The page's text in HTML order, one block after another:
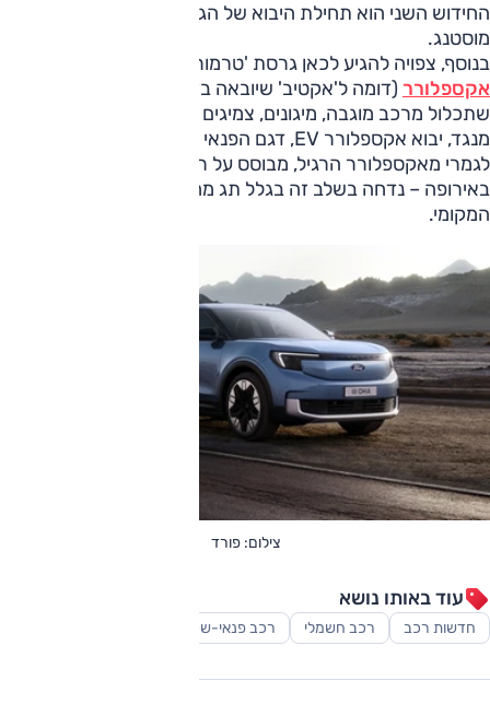
החידוש השני הוא תחילת היבוא של הגרסה הפתוחה של
מוסטנג.
בנוסף, צפויה להגיע לכאן גרסת 'טרמור' לדגם הפנאי הגדול
אקספלורר (דומה ל'אקטיב' שיובאה בזמנו), ובזו חבילת שטח
שתכלול מרכב מוגבה, מיגונים, צמיגים וחישוקים שונים.
מנגד, יבוא אקספלורר EV, דגם הפנאי החשמלי של פורד – שונה
לגמרי מאקספלורר הרגיל, מבוסס על רצפה של פולקסווגן, מיוצר
באירופה – נדחה בשלב זה בגלל תג מחיר גבוה מדי בשוק
המקומי.
צילום: פורד
עוד באותו נושא
חדשות רכב רכב חשמלי רכב פנאי-שטח